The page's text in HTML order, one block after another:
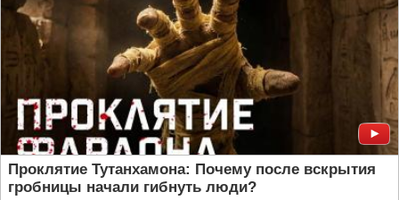
Проклятие Тутанхамона: Почему после вскрытия
гробницы начали гибнуть люди?